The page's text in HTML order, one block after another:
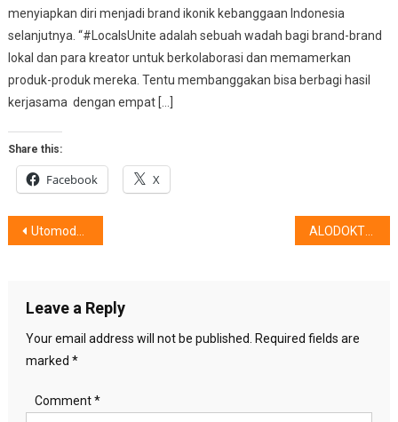
menyiapkan diri menjadi brand ikonik kebanggaan Indonesia
selanjutnya. “#LocalsUnite adalah sebuah wadah bagi brand-brand
lokal dan para kreator untuk berkolaborasi dan memamerkan
produk-produk mereka. Tentu membanggakan bisa berbagi hasil
kerjasama dengan empat […]
Share this:
Facebook X
Post
Utomodeck : Perkenalkan Konsep Integrated Safety Design ALODOKTER & IDI : Situs Sehat Untuk Masyarakat
Leave a Reply
Your email address will not be published. Required fields are
marked *
Comment*